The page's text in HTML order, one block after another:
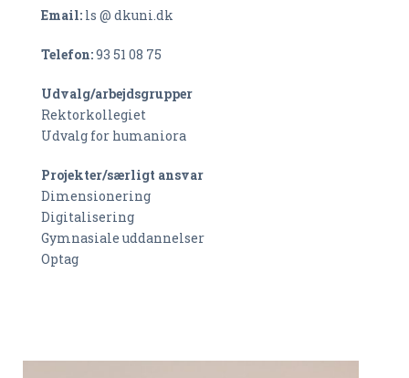
Email: ls @ dkuni.dk
Telefon:93 51 08 75
Udvalg/arbejdsgrupper
Rektorkollegiet
Udvalg for humaniora
Projekter/særligt ansvar
Dimensionering
Digitalisering
Gymnasiale uddannelser
Optag